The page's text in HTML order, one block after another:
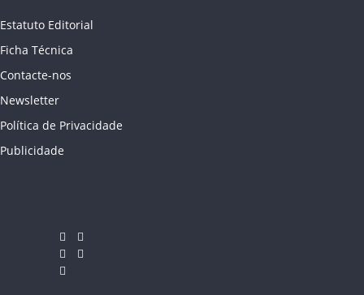
Estatuto Editorial
Ficha Técnica
Contacte-nos
Newsletter
Política de Privacidade
Publicidade